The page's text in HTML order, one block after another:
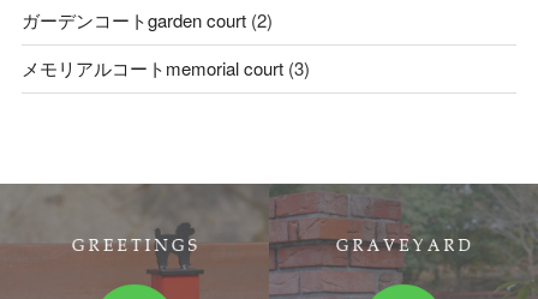
ガーデンコートgarden court(2)
メモリアルコートmemorial court(3)